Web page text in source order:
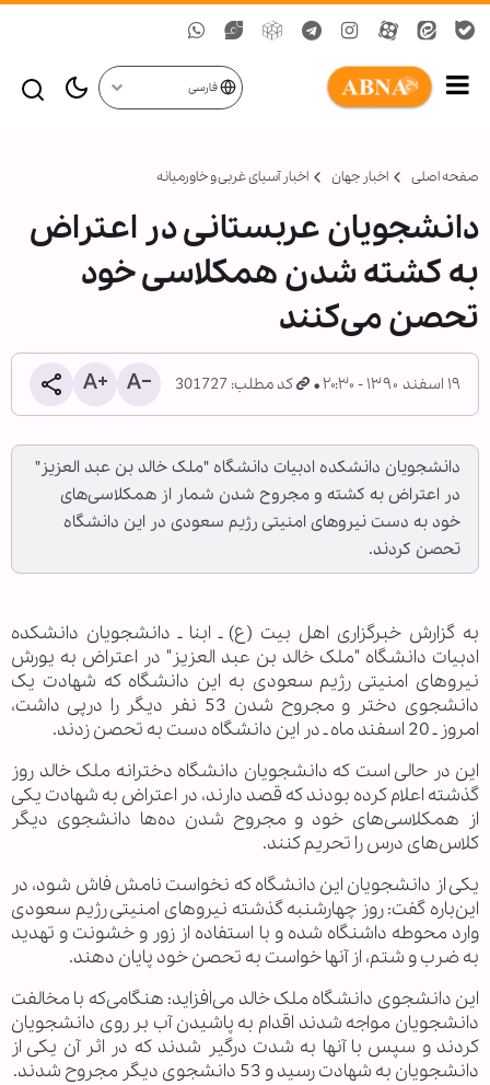
فارسی
صفحه اصلی اخبار جهان اخبار آسیای غربی و خاورمیانه
دانشجویان عربستانی در اعتراض
به کشته شدن همکلاسی‌ خود
تحصن می‌کنند
۱۹ اسفند ۱۳۹۰ - ۲۰:۳۰ کد مطلب: 301727
دانشجویان دانشکده ادبیات دانشگاه "ملک خالد بن عبد العزیز"
در اعتراض به کشته و مجروح شدن شمار از همکلاسی‌های
خود به دست نیروهای امنیتی رژیم سعودی در این دانشگاه
تحصن کردند.
به گزارش خبرگزاری اهل بیت (ع) ـ ابنا ـ دانشجویان دانشکده
ادبیات دانشگاه "ملک خالد بن عبد العزیز" در اعتراض به یورش
نیروهای امنیتی رژیم سعودی به این دانشگاه که شهادت یک
دانشجوی دختر و مجروح شدن 53 نفر دیگر را درپی داشت،
امروز ـ 20 اسفند ماه ـ در این دانشگاه دست به تحصن زدند.
این در حالی است که دانشجویان دانشگاه دخترانه ملک خالد روز
گذشته اعلام کرده بودند که قصد دارند، در اعتراض به شهادت یکی
از همکلاسی‌های خود و مجروح شدن ده‌ها دانشجوی دیگر
کلاس‌های درس را تحریم کنند.
یکی از دانشجویان این دانشگاه که نخواست نامش فاش شود، در
این‌باره گفت: روز چهارشنبه گذشته نیروهای امنیتی رژیم سعودی
وارد محوطه داشنگاه شده و با استفاده از زور و خشونت و تهدید
به ضرب و شتم، از آنها خواست به تحصن خود پایان دهند.
این دانشجوی دانشگاه ملک خالد می‌افزاید: هنگامی‌که با مخالفت
دانشجویان مواجه شدند اقدام به پاشیدن آب بر روی دانشجویان
کردند و سپس با آنها به شدت درگیر شدند که در اثر آن یکی از
دانشجویان به شهادت رسید و 53 دانشجوی دیگر مجروح شدند.